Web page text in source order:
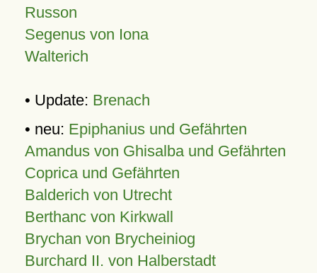
Russon
Segenus von Iona
Walterich
• Update: Brenach
• neu: Epiphanius und Gefährten
Amandus von Ghisalba und Gefährten
Coprica und Gefährten
Balderich von Utrecht
Berthanc von Kirkwall
Brychan von Brycheiniog
Burchard II. von Halberstadt